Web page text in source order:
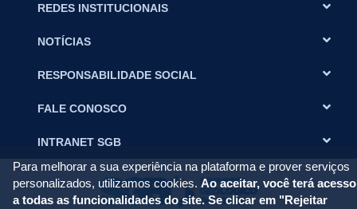
REDES INSTITUCIONAIS
NOTÍCIAS
RESPONSABILIDADE SOCIAL
FALE CONOSCO
INTRANET SGB
Para melhorar a sua experiência na plataforma e prover serviços
personalizados, utilizamos cookies. Ao aceitar, você terá acesso
a todas as funcionalidades do site. Se clicar em "Rejeitar